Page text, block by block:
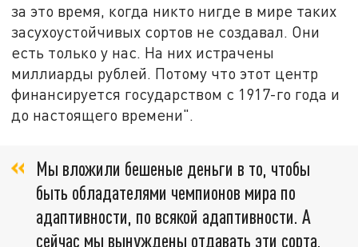
за это время, когда никто нигде в мире таких
засухоустойчивых сортов не создавал. Они
есть только у нас. На них истрачены
миллиарды рублей. Потому что этот центр
финансируется государством с 1917-го года и
до настоящего времени".
Мы вложили бешеные деньги в то, чтобы
быть обладателями чемпионов мира по
адаптивности, по всякой адаптивности. А
сейчас мы вынуждены отдавать эти сорта,